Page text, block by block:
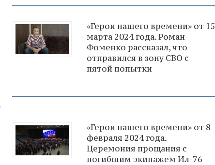
«Герои нашего времени» от 15
марта 2024 года. Роман
Фоменко рассказал, что
отправился в зону СВО с
пятой попытки
«Герои нашего времени» от 8
февраля 2024 года.
Церемония прощания с
погибшим экипажем Ил-76